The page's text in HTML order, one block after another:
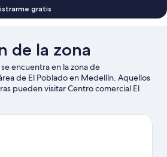
gratis
de la zona
encuentra en la zona de
de El Poblado en Medellín. Aquellos
pueden visitar Centro comercial El
Santafé, mientras que quienes
Asiste a un evento o partido en